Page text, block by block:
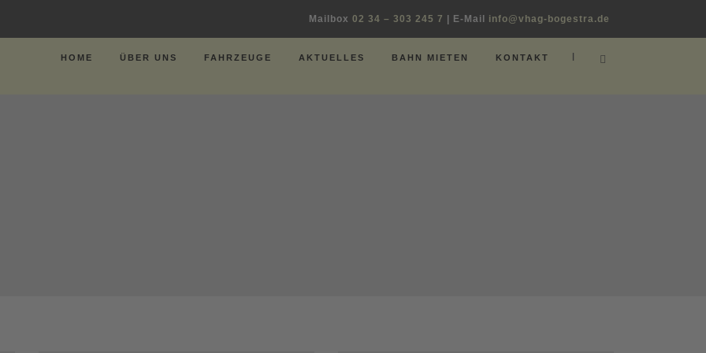
Mailbox 02 34 – 303 245 7 | E-Mail info@vhag-bogestra.de
HOME ÜBER UNS FAHRZEUGE AKTUELLES BAHN MIETEN KONTAKT |